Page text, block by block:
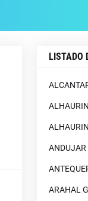
LISTADO
ANDUJAR
ARAHAL